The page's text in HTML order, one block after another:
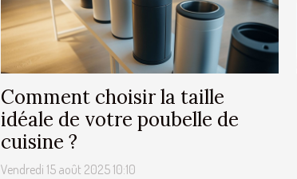
Comment choisir la taille
idéale de votre poubelle de
cuisine ?
Vendredi 15 août 2025 10:10